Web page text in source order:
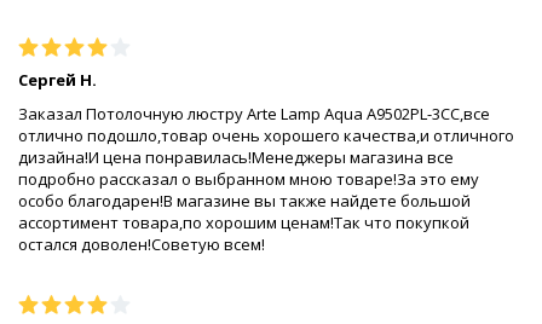
Сергей Н.
Заказал Потолочную люстру Arte Lamp Aqua A9502PL-3CC,все
отлично подошло,товар очень хорошего качества,и отличного
дизайна!И цена понравилась!Менеджеры магазина все
подробно рассказал о выбранном мною товаре!За это ему
особо благодарен!В магазине вы также найдете большой
ассортимент товара,по хорошим ценам!Так что покупкой
остался доволен!Советую всем!